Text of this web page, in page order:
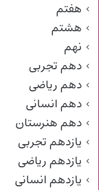
هفتم
هشتم
نهم
دهم تجربی
دهم ریاضی
دهم انسانی
دهم هنرستان
یازدهم تجربی
یازدهم ریاضی
یازدهم انسانی